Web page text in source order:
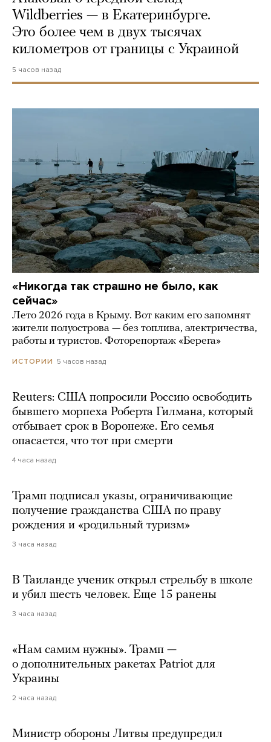
Wildberries — в Екатеринбурге.
Это более чем в двух тысячах
километров от границы с Украиной
5 часов назад
«Никогда так страшно не было, как
сейчас»
Лето 2026 года в Крыму. Вот каким его запомнят
жители полуострова — без топлива, электричества,
работы и туристов. Фоторепортаж «Берега»
ИСТОРИИ 5 часов назад
Reuters: США попросили Россию освободить
бывшего морпеха Роберта Гилмана, который
отбывает срок в Воронеже. Его семья
опасается, что тот при смерти
4 часа назад
Трамп подписал указы, ограничивающие
получение гражданства США по праву
рождения и «родильный туризм»
3 часа назад
В Таиланде ученик открыл стрельбу в школе
и убил шесть человек. Еще 15 ранены
3 часа назад
«Нам самим нужны». Трамп —
о дополнительных ракетах Patriot для
Украины
2 часа назад
Министр обороны Литвы предупредил